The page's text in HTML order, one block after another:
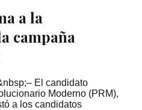
a la
campaña
El candidato
Moderno (PRM),
a los candidatos